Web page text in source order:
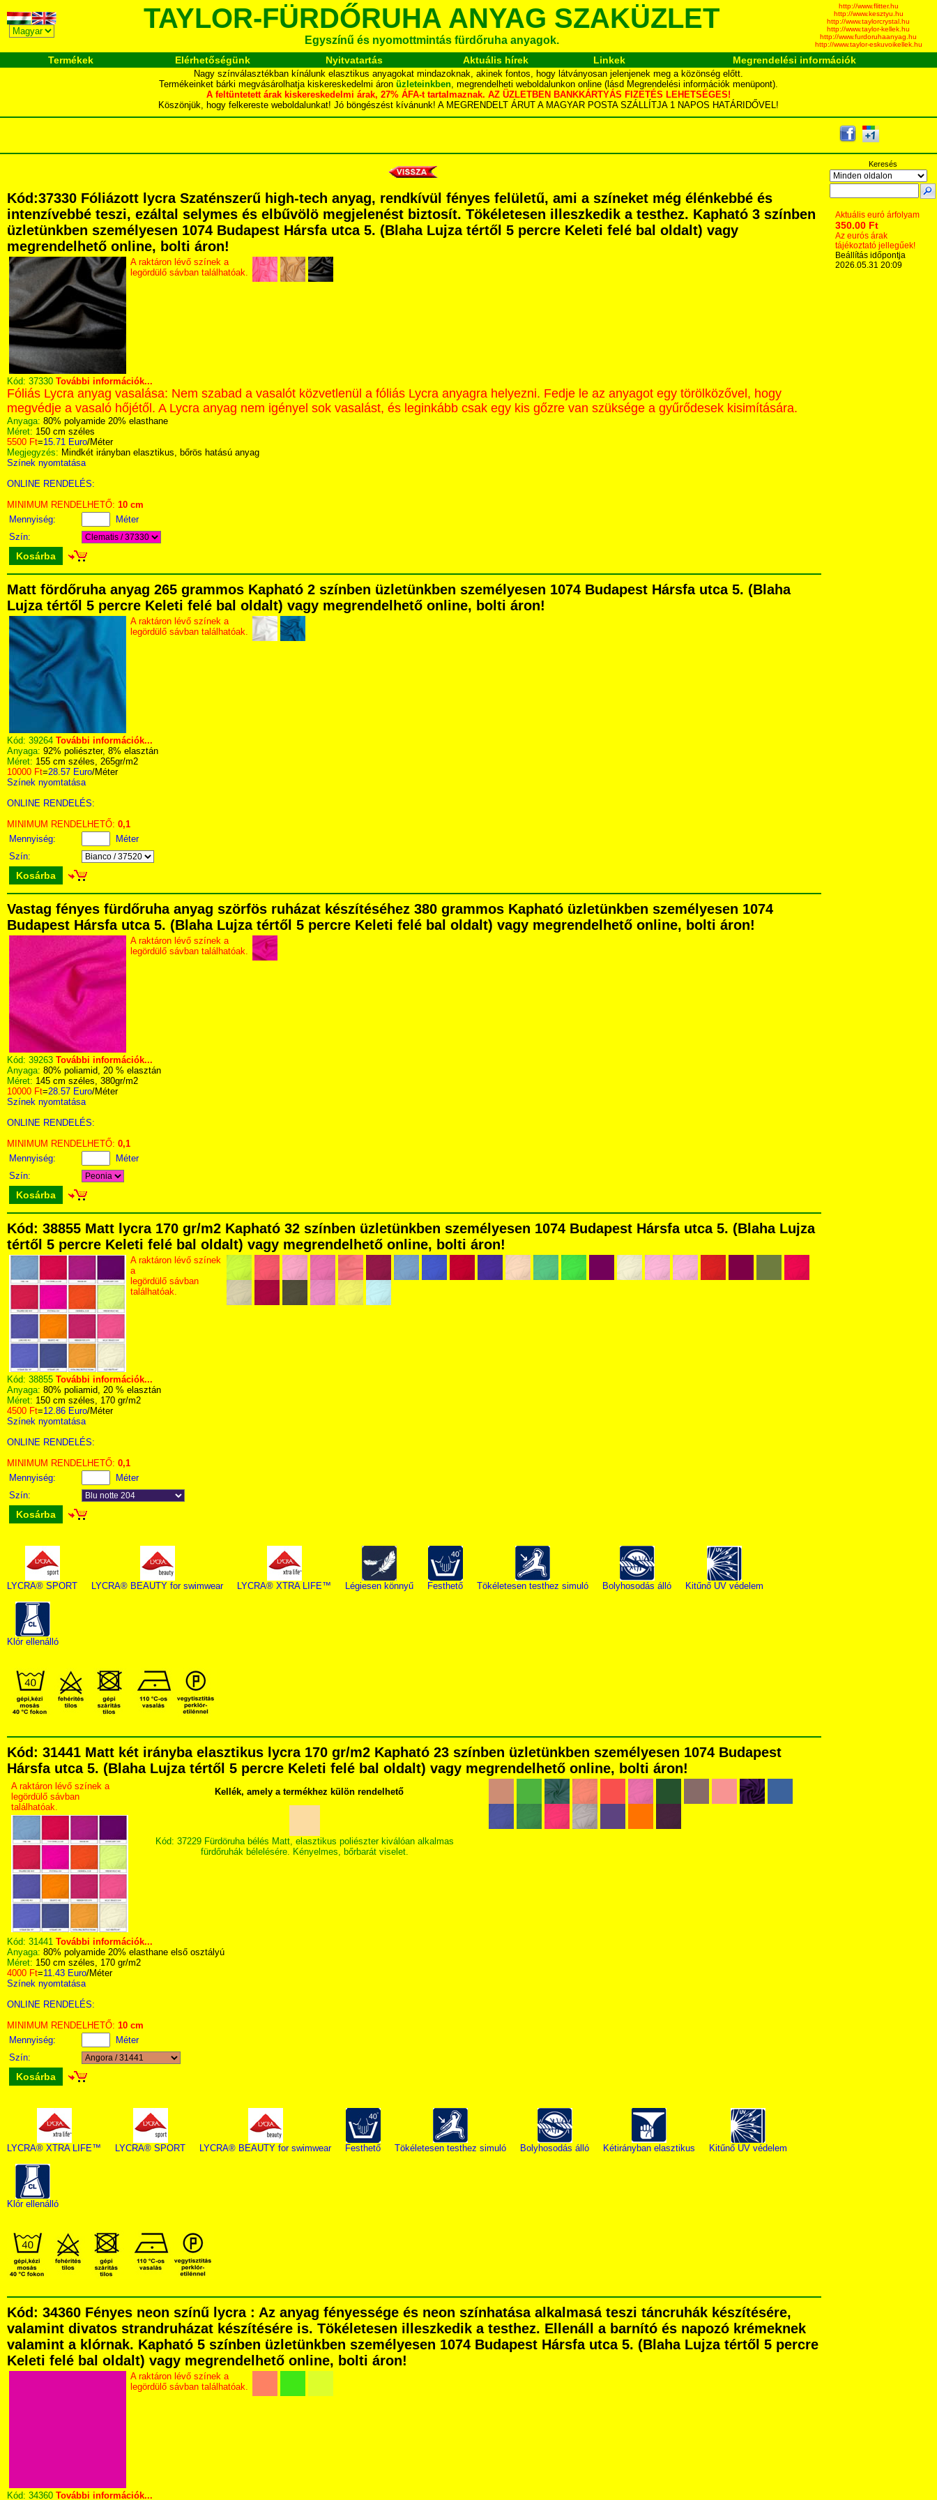
TAYLOR-FÜRDŐRUHA ANYAG SZAKÜZLET
Egyszínű és nyomottmintás fürdőruha anyagok.
http://www.flitter.hu
http://www.kesztyu.hu
http://www.taylorcrystal.hu
http://www.taylor-kellek.hu
http://www.furdoruhaanyag.hu
http://www.taylor-eskuvoikellek.hu
Termékek Elérhetőségünk Nyitvatartás Aktuális hírek Linkek Megrendelési információk
Nagy színválasztékban kínálunk elasztikus anyagokat mindazoknak, akinek fontos, hogy látványosan jelenjenek meg a közönség előtt.
Termékeinket bárki megvásárolhatja kiskereskedelmi áron üzleteinkben, megrendelheti weboldalunkon online (lásd Megrendelési információk menüpont).
A feltüntetett árak kiskereskedelmi árak, 27% ÁFA-t tartalmaznak. AZ ÜZLETBEN BANKKÁRTYÁS FIZETÉS LEHETSÉGES!
Köszönjük, hogy felkereste weboldalunkat! Jó böngészést kívánunk! A MEGRENDELT ÁRUT A MAGYAR POSTA SZÁLLÍTJA 1 NAPOS HATÁRIDŐVEL!
Kód:37330 Fóliázott lycra Szaténszerű high-tech anyag, rendkívül fényes felületű, ami a színeket még élénkebbé és
intenzívebbé teszi, ezáltal selymes és elbűvölö megjelenést biztosít. Tökéletesen illeszkedik a testhez. Kapható 3 színben
üzletünkben személyesen 1074 Budapest Hársfa utca 5. (Blaha Lujza tértől 5 percre Keleti felé bal oldalt) vagy
megrendelhető online, bolti áron!
A raktáron lévő színek a
legördülő sávban találhatóak.
Kód: 37330 További információk...
Fóliás Lycra anyag vasalása: Nem szabad a vasalót közvetlenül a fóliás Lycra anyagra helyezni. Fedje le az anyagot egy törölközővel, hogy
megvédje a vasaló hőjétől. A Lycra anyag nem igényel sok vasalást, és leginkább csak egy kis gőzre van szüksége a gyűrődesek kisimítására.
Anyaga: 80% polyamide 20% elasthane
Méret: 150 cm széles
5500 Ft=15.71 Euro/Méter
Megjegyzés: Mindkét irányban elasztikus, bőrös hatású anyag
Színek nyomtatása
ONLINE RENDELÉS:
MINIMUM RENDELHETŐ: 10 cm
Mennyiség:
Méter
Szín:
Kosárba
Matt fördőruha anyag 265 grammos Kapható 2 színben üzletünkben személyesen 1074 Budapest Hársfa utca 5. (Blaha
Lujza tértől 5 percre Keleti felé bal oldalt) vagy megrendelhető online, bolti áron!
A raktáron lévő színek a
legördülő sávban találhatóak.
Kód: 39264 További információk...
Anyaga: 92% poliészter, 8% elasztán
Méret: 155 cm széles, 265gr/m2
10000 Ft=28.57 Euro/Méter
Színek nyomtatása
ONLINE RENDELÉS:
MINIMUM RENDELHETŐ: 0,1
Mennyiség:
Méter
Szín:
Kosárba
Vastag fényes fürdőruha anyag szörfös ruházat készítéséhez 380 grammos Kapható üzletünkben személyesen 1074
Budapest Hársfa utca 5. (Blaha Lujza tértől 5 percre Keleti felé bal oldalt) vagy megrendelhető online, bolti áron!
A raktáron lévő színek a
legördülő sávban találhatóak.
Kód: 39263 További információk...
Anyaga: 80% poliamid, 20 % elasztán
Méret: 145 cm széles, 380gr/m2
10000 Ft=28.57 Euro/Méter
Színek nyomtatása
ONLINE RENDELÉS:
MINIMUM RENDELHETŐ: 0,1
Mennyiség:
Méter
Szín:
Kosárba
Kód: 38855 Matt lycra 170 gr/m2 Kapható 32 színben üzletünkben személyesen 1074 Budapest Hársfa utca 5. (Blaha Lujza
tértől 5 percre Keleti felé bal oldalt) vagy megrendelhető online, bolti áron!
A raktáron lévő színek
a
legördülő sávban
találhatóak.
Kód: 38855 További információk...
Anyaga: 80% poliamid, 20 % elasztán
Méret: 150 cm széles, 170 gr/m2
4500 Ft=12.86 Euro/Méter
Színek nyomtatása
ONLINE RENDELÉS:
MINIMUM RENDELHETŐ: 0,1
Mennyiség:
Méter
Szín:
Kosárba
LYCRA® SPORT LYCRA® BEAUTY for swimwear LYCRA® XTRA LIFE™ Légiesen könnyű Festhető Tökéletesen testhez simuló Bolyhosodás álló Kitűnő UV védelem
Klór ellenálló
Kód: 31441 Matt két irányba elasztikus lycra 170 gr/m2 Kapható 23 színben üzletünkben személyesen 1074 Budapest
Hársfa utca 5. (Blaha Lujza tértől 5 percre Keleti felé bal oldalt) vagy megrendelhető online, bolti áron!
A raktáron lévő színek a
legördülő sávban
találhatóak.
Kellék, amely a termékhez külön rendelhető
Kód: 37229 Fürdöruha bélés Matt, elasztikus poliészter kiválóan alkalmas
fürdőruhák bélelésére. Kényelmes, bőrbarát viselet.
Kód: 31441 További információk...
Anyaga: 80% polyamide 20% elasthane első osztályú
Méret: 150 cm széles, 170 gr/m2
4000 Ft=11.43 Euro/Méter
Színek nyomtatása
ONLINE RENDELÉS:
MINIMUM RENDELHETŐ: 10 cm
Mennyiség:
Méter
Szín:
Kosárba
LYCRA® XTRA LIFE™ LYCRA® SPORT LYCRA® BEAUTY for swimwear Festhető Tökéletesen testhez simuló Bolyhosodás álló Kétirányban elasztikus Kitűnő UV védelem
Klór ellenálló
Kód: 34360 Fényes neon színű lycra : Az anyag fényessége és neon színhatása alkalmasá teszi táncruhák készítésére,
valamint divatos strandruházat készítésére is. Tökéletesen illeszkedik a testhez. Ellenáll a barnító és napozó krémeknek
valamint a klórnak. Kapható 5 színben üzletünkben személyesen 1074 Budapest Hársfa utca 5. (Blaha Lujza tértől 5 percre
Keleti felé bal oldalt) vagy megrendelhető online, bolti áron!
A raktáron lévő színek a
legördülő sávban találhatóak.
Kód: 34360 További információk...
Keresés
Aktuális euró árfolyam
350.00 Ft
Az eurós árak
tájékoztató jellegűek!
Beállítás időpontja
2026.05.31 20:09